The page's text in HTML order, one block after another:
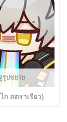
รูปขยาย
ก สตราเรียว)